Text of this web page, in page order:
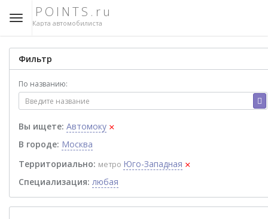
POINTS.ru
Карта автомобилиста
Фильтр
По названию:
Вы ищете: Автомоку ×
В городе: Москва
Территориально: метро Юго-Западная ×
Специализация: любая